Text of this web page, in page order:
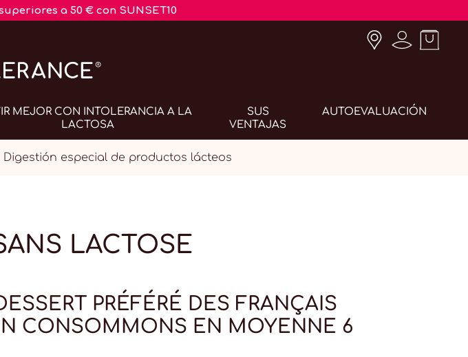
a 50 € con SUNSET10
MEJOR CON INTOLERANCIA A LA
LACTOSA
SUS
VENTAJAS
AUTOEVALUACIÓN
Digestión especial de productos lácteos
LACTOSE
PRÉFÉRÉ DES FRANÇAIS
CONSOMMONS EN MOYENNE 6